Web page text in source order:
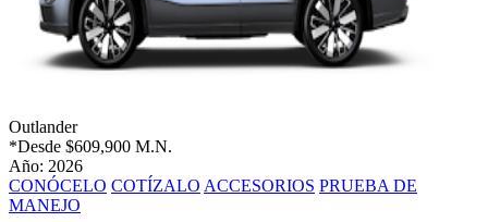
Outlander
*Desde $609,900 M.N.
Año: 2026
CONÓCELO COTÍZALO ACCESORIOS PRUEBA DE
MANEJO